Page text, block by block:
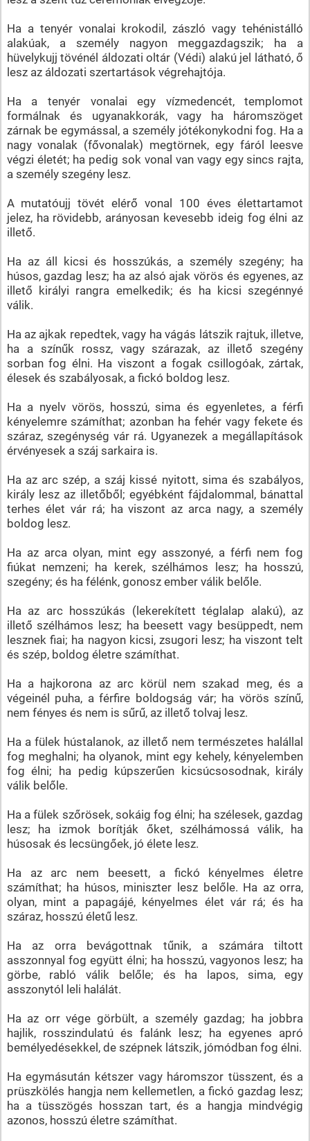
Ha a tenyér vonalai krokodil, zászló vagy tehénistálló
alakúak, a személy nagyon meggazdagszik; ha a
hüvelykujj tövénél áldozati oltár (Védi) alakú jel látható, ő
lesz az áldozati szertartások végrehajtója.
Ha a tenyér vonalai egy vízmedencét, templomot
formálnak és ugyanakkorák, vagy ha háromszöget
zárnak be egymással, a személy jótékonykodni fog. Ha a
nagy vonalak (fővonalak) megtörnek, egy fáról leesve
végzi életét; ha pedig sok vonal van vagy egy sincs rajta,
a személy szegény lesz.
A mutatóujj tövét elérő vonal 100 éves élettartamot
jelez, ha rövidebb, arányosan kevesebb ideig fog élni az
illető.
Ha az áll kicsi és hosszúkás, a személy szegény; ha
húsos, gazdag lesz; ha az alsó ajak vörös és egyenes, az
illető királyi rangra emelkedik; és ha kicsi szegénnyé
válik.
Ha az ajkak repedtek, vagy ha vágás látszik rajtuk, illetve,
ha a színűk rossz, vagy szárazak, az illető szegény
sorban fog élni. Ha viszont a fogak csillogóak, zártak,
élesek és szabályosak, a fickó boldog lesz.
Ha a nyelv vörös, hosszú, sima és egyenletes, a férfi
kényelemre számíthat; azonban ha fehér vagy fekete és
száraz, szegénység vár rá. Ugyanezek a megállapítások
érvényesek a száj sarkaira is.
Ha az arc szép, a száj kissé nyitott, sima és szabályos,
király lesz az illetőből; egyébként fájdalommal, bánattal
terhes élet vár rá; ha viszont az arca nagy, a személy
boldog lesz.
Ha az arca olyan, mint egy asszonyé, a férfi nem fog
fiúkat nemzeni; ha kerek, szélhámos lesz; ha hosszú,
szegény; és ha félénk, gonosz ember válik belőle.
Ha az arc hosszúkás (lekerekített téglalap alakú), az
illető szélhámos lesz; ha beesett vagy besüppedt, nem
lesznek fiai; ha nagyon kicsi, zsugori lesz; ha viszont telt
és szép, boldog életre számíthat.
Ha a hajkorona az arc körül nem szakad meg, és a
végeinél puha, a férfire boldogság vár; ha vörös színű,
nem fényes és nem is sűrű, az illető tolvaj lesz.
Ha a fülek hústalanok, az illető nem természetes halállal
fog meghalni; ha olyanok, mint egy kehely, kényelemben
fog élni; ha pedig kúpszerűen kicsúcsosodnak, király
válik belőle.
Ha a fülek szőrösek, sokáig fog élni; ha szélesek, gazdag
lesz; ha izmok borítják őket, szélhámossá válik, ha
húsosak és lecsüngőek, jó élete lesz.
Ha az arc nem beesett, a fickó kényelmes életre
számíthat; ha húsos, miniszter lesz belőle. Ha az orra,
olyan, mint a papagájé, kényelmes élet vár rá; és ha
száraz, hosszú életű lesz.
Ha az orra bevágottnak tűnik, a számára tiltott
asszonnyal fog együtt élni; ha hosszú, vagyonos lesz; ha
görbe, rabló válik belőle; és ha lapos, sima, egy
asszonytól leli halálát.
Ha az orr vége görbült, a személy gazdag; ha jobbra
hajlik, rosszindulatú és falánk lesz; ha egyenes apró
bemélyedésekkel, de szépnek látszik, jómódban fog élni.
Ha egymásután kétszer vagy háromszor tüsszent, és a
prüszkölés hangja nem kellemetlen, a fickó gazdag lesz;
ha a tüsszögés hosszan tart, és a hangja mindvégig
azonos, hosszú életre számíthat.